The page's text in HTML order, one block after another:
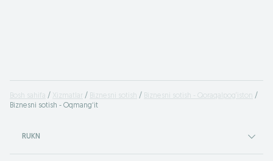
Bosh sahifa Xizmatlar Biznesni sotish
Biznesni sotish - Qoraqalpog‘iston
Biznesni sotish - Oqmangʻit
RUKN